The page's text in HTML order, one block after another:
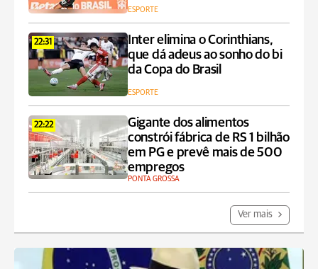
ESPORTE
22:31
Inter elimina o Corinthians,
que dá adeus ao sonho do bi
da Copa do Brasil
ESPORTE
22:22
Gigante dos alimentos
constrói fábrica de RS 1 bilhão
em PG e prevê mais de 500
empregos
PONTA GROSSA
Ver mais